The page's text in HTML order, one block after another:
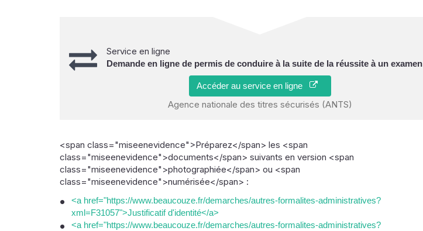
Service en ligne
Demande en ligne de permis de conduire à la suite de la réussite à un examen
Accéder au service en ligne
Agence nationale des titres sécurisés (ANTS)
<span class="miseenevidence">Préparez</span> les <span
class="miseenevidence">documents</span> suivants en version <span
class="miseenevidence">photographiée</span> ou <span
class="miseenevidence">numérisée</span> :
<a href="https://www.beaucouze.fr/demarches/autres-formalites-administratives?
xml=F31057">Justificatif d'identité</a>
<a href="https://www.beaucouze.fr/demarches/autres-formalites-administratives?